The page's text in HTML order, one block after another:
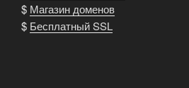
$ Магазин доменов
$ Бесплатный SSL